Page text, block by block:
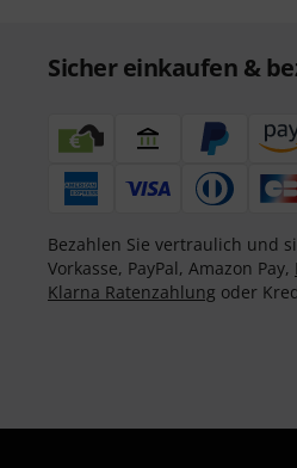
Sicher einkaufen &
Bezahlen Sie vertraulich und
Vorkasse, PayPal, Amazon Pay,
Klarna Ratenzahlung oder